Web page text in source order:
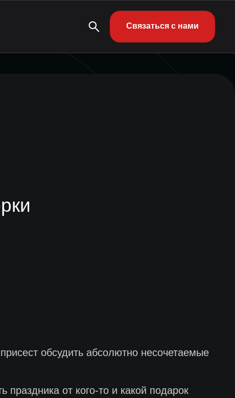
Связаться с нами
обсудить абсолютно несочетаемые
праздника от кого-то и какой подарок